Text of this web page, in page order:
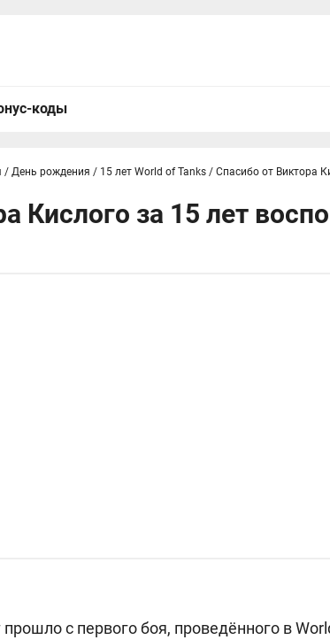
коды
/ День рождения / 15 лет World of Tanks / Спасибо от Виктора
Кислого за 15 лет
с первого боя, проведённого в